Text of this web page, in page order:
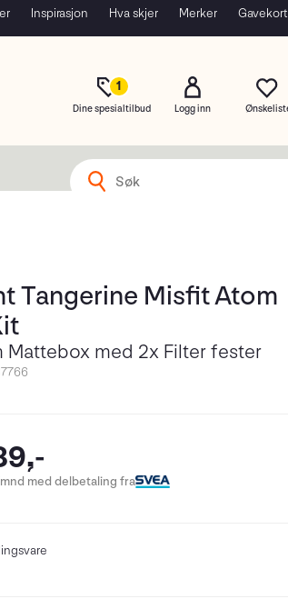
Inspirasjon Hva skjer Merker Gavekort
1
Dine spesialtilbud Logg inn
Tangerine Misfit Atom
Mattebox med 2x Filter fester
med delbetaling fra